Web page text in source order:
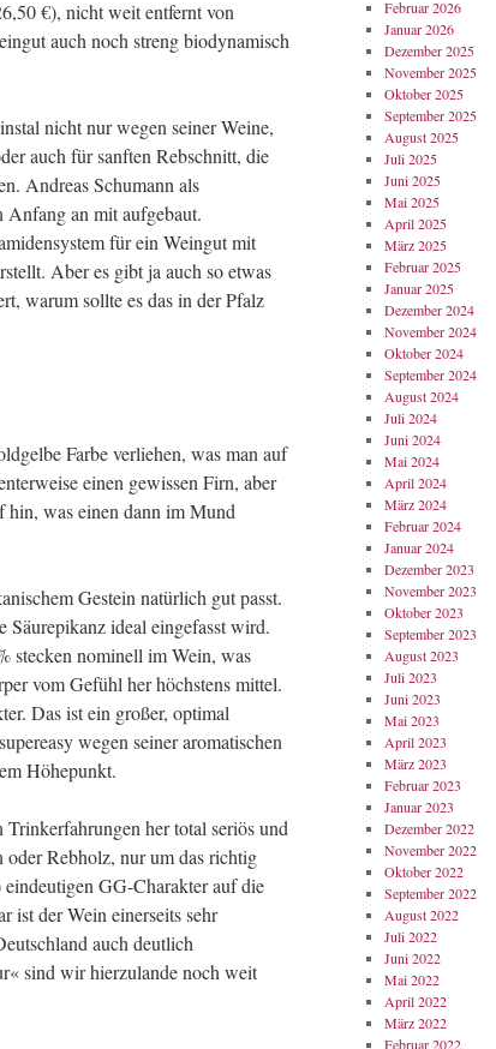
€), nicht weit entfernt von
auch noch streng biodynamisch
nicht nur wegen seiner Weine,
auch für sanften Rebschnitt, die
Andreas Schumann als
Anfang an mit aufgebaut.
für ein Weingut mit
Aber es gibt ja auch so etwas
warum sollte es das in der Pfalz
Farbe verliehen, was man auf
einen gewissen Firn, aber
was einen dann im Mund
Gestein natürlich gut passt.
ideal eingefasst wird.
stecken nominell im Wein, was
vom Gefühl her höchstens mittel.
Das ist ein großer, optimal
wegen seiner aromatischen
Höhepunkt.
her total seriös und
Rebholz, nur um das richtig
GG-Charakter auf die
ist der Wein einerseits sehr
auch deutlich
sind wir hierzulande noch weit
Februar 2026
Januar 2026
Dezember 2025
November 2025
Oktober 2025
September 2025
August 2025
Juli 2025
Juni 2025
Mai 2025
April 2025
März 2025
Februar 2025
Januar 2025
Dezember 2024
November 2024
Oktober 2024
September 2024
August 2024
Juli 2024
Juni 2024
Mai 2024
April 2024
März 2024
Februar 2024
Januar 2024
Dezember 2023
November 2023
Oktober 2023
September 2023
August 2023
Juli 2023
Juni 2023
Mai 2023
April 2023
März 2023
Februar 2023
Januar 2023
Dezember 2022
November 2022
Oktober 2022
September 2022
August 2022
Juli 2022
Juni 2022
Mai 2022
April 2022
März 2022
Februar 2022